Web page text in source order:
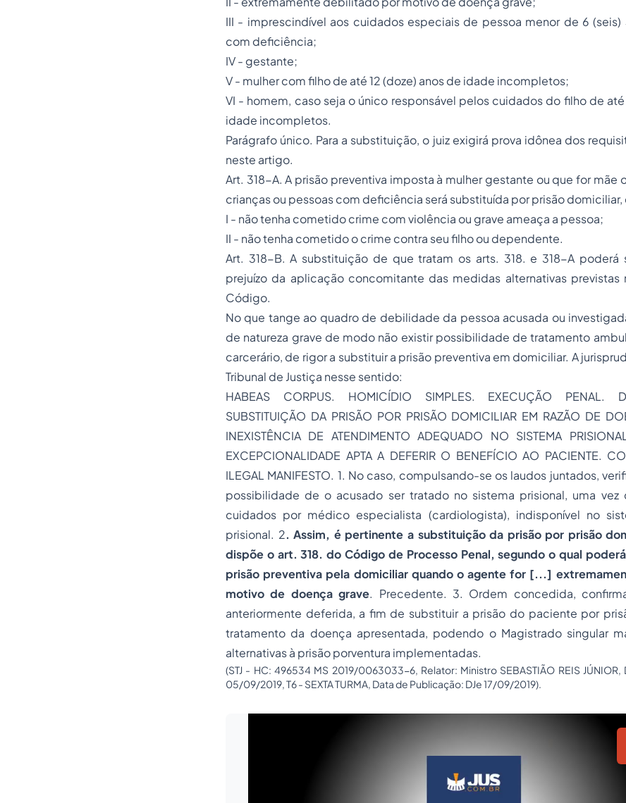
III - imprescindível aos cuidados especiais de pessoa menor de 6
com deficiência;
IV - gestante;
V - mulher com filho de até 12 (doze) anos de idade incompletos;
VI - homem, caso seja o único responsável pelos cuidados do filho de até
idade incompletos.
Parágrafo único. Para a substituição, o juiz exigirá prova idônea dos
neste artigo.
Art. 318-A. A prisão preventiva imposta à mulher gestante ou que for mãe
crianças ou pessoas com deficiência será substituída por prisão
I - não tenha cometido crime com violência ou grave ameaça a pessoa;
II - não tenha cometido o crime contra seu filho ou dependente.
Art. 318-B. A substituição de que tratam os arts. 318. e 318-A poderá
prejuízo da aplicação concomitante das medidas alternativas previstas
Código.
No que tange ao quadro de debilidade da pessoa acusada ou
de natureza grave de modo não existir possibilidade de tratamento
carcerário, de rigor a substituir a prisão preventiva em domiciliar. A
Tribunal de Justiça nesse sentido:
HABEAS CORPUS. HOMICÍDIO SIMPLES. EXECUÇÃO PENAL.
SUBSTITUIÇÃO DA PRISÃO POR PRISÃO DOMICILIAR EM RAZÃO DE
INEXISTÊNCIA DE ATENDIMENTO ADEQUADO NO SISTEMA
EXCEPCIONALIDADE APTA A DEFERIR O BENEFÍCIO AO PACIENTE.
ILEGAL MANIFESTO. 1. No caso, compulsando-se os laudos juntados,
possibilidade de o acusado ser tratado no sistema prisional, uma vez
cuidados por médico especialista (cardiologista), indisponível no
prisional. 2. Assim, é pertinente a substituição da prisão por prisão
dispõe o art. 318. do Código de Processo Penal, segundo o qual
prisão preventiva pela domiciliar quando o agente for [...]
motivo de doença grave. Precedente. 3. Ordem concedida,
anteriormente deferida, a fim de substituir a prisão do paciente por
tratamento da doença apresentada, podendo o Magistrado singular
alternativas à prisão porventura implementadas.
(STJ - HC: 496534 MS 2019/0063033-6, Relator: Ministro SEBASTIÃO REIS
05/09/2019, T6 - SEXTA TURMA, Data de Publicação: DJe 17/09/2019).